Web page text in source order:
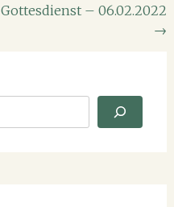
Gottesdienst – 06.02.2022
→